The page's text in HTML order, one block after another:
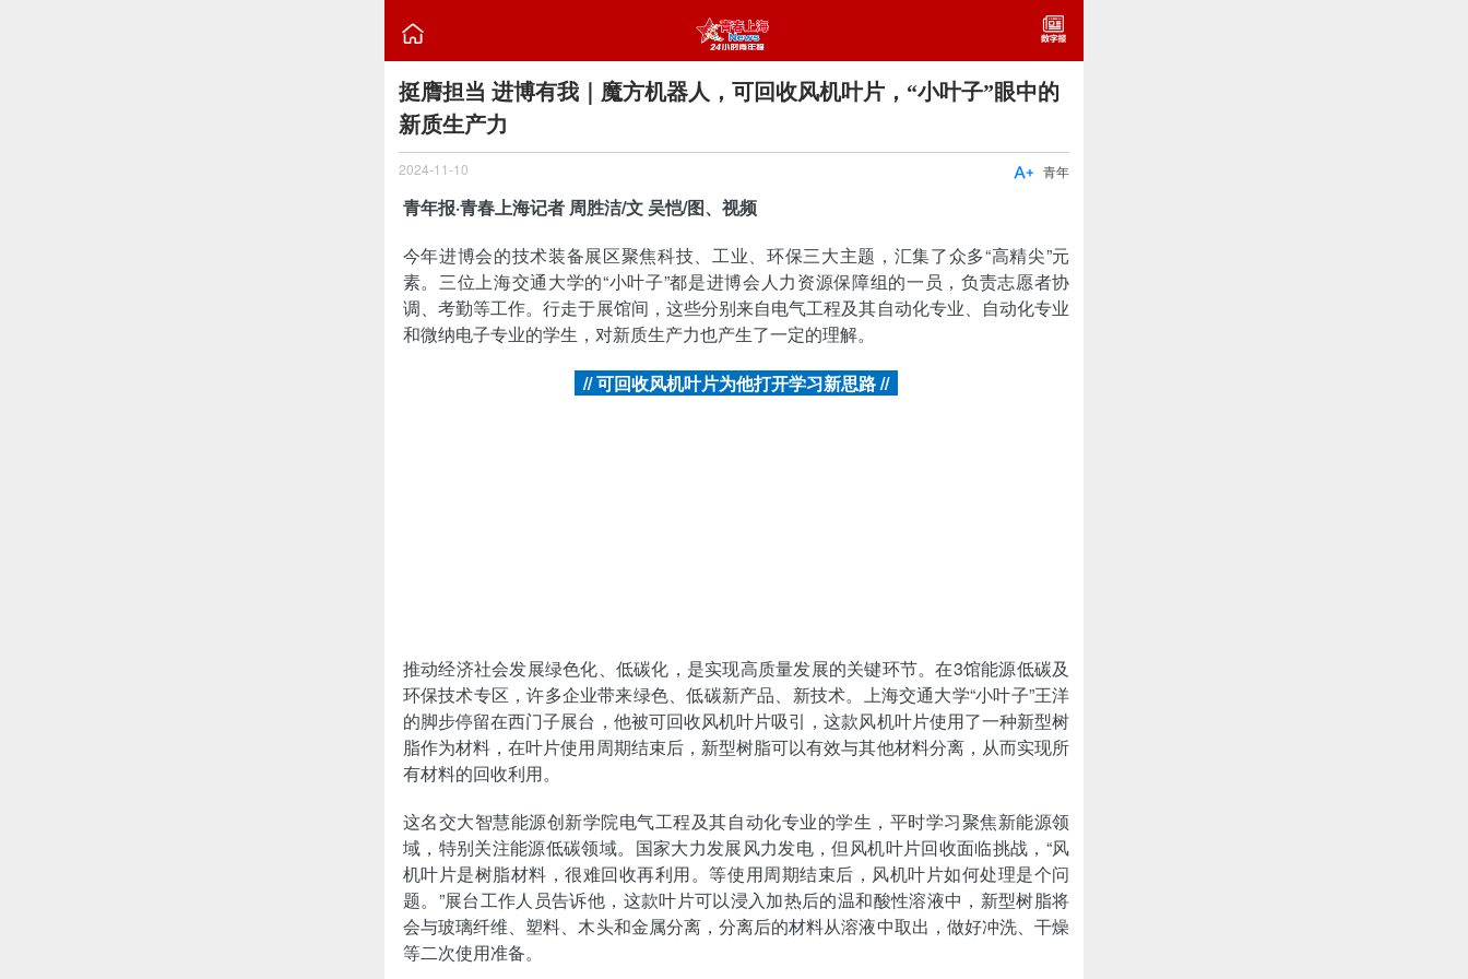

挺膺担当 进博有我｜魔方机器人，可回收风机叶片，“小叶子”眼中的
新质生产力
2024-11-10 青年

青年报·青春上海记者 周胜洁/文 吴恺/图、视频
今年进博会的技术装备展区聚焦科技、工业、环保三大主题，汇集了众多“高精尖”元
素。三位上海交通大学的“小叶子”都是进博会人力资源保障组的一员，负责志愿者协
调、考勤等工作。行走于展馆间，这些分别来自电气工程及其自动化专业、自动化专业
和微纳电子专业的学生，对新质生产力也产生了一定的理解。
// 可回收风机叶片为他打开学习新思路 //
推动经济社会发展绿色化、低碳化，是实现高质量发展的关键环节。在3馆能源低碳及
环保技术专区，许多企业带来绿色、低碳新产品、新技术。上海交通大学“小叶子”王洋
的脚步停留在西门子展台，他被可回收风机叶片吸引，这款风机叶片使用了一种新型树
脂作为材料，在叶片使用周期结束后，新型树脂可以有效与其他材料分离，从而实现所
有材料的回收利用。
这名交大智慧能源创新学院电气工程及其自动化专业的学生，平时学习聚焦新能源领
域，特别关注能源低碳领域。国家大力发展风力发电，但风机叶片回收面临挑战，“风
机叶片是树脂材料，很难回收再利用。等使用周期结束后，风机叶片如何处理是个问
题。”展台工作人员告诉他，这款叶片可以浸入加热后的温和酸性溶液中，新型树脂将
会与玻璃纤维、塑料、木头和金属分离，分离后的材料从溶液中取出，做好冲洗、干燥
等二次使用准备。